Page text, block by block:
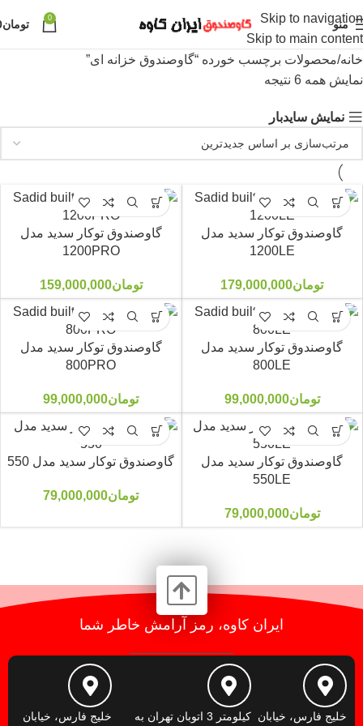
Skip to navigation
Skip to main content
منو 0 تومان
خانه محصولات برچسب خورده “گاوصندوق خزانه ای”
نمایش همه 6 نتیجه
نمایش سایدبار
گاوصندوق توکار سدید مدل
1200LE
تومان179,000,000
گاوصندوق توکار سدید مدل
1200PRO
تومان159,000,000
گاوصندوق توکار سدید مدل
800LE
تومان99,000,000
گاوصندوق توکار سدید مدل
800PRO
تومان99,000,000
گاوصندوق توکار سدید مدل
550LE
تومان79,000,000
گاوصندوق توکار سدید مدل 550
تومان79,000,000
ایران کاوه، رمز آرامش خاطر شما
خلیج فارس، خیابان
کیلومتر 3 اتوبان تهران به
خلیج فارس، خیابان